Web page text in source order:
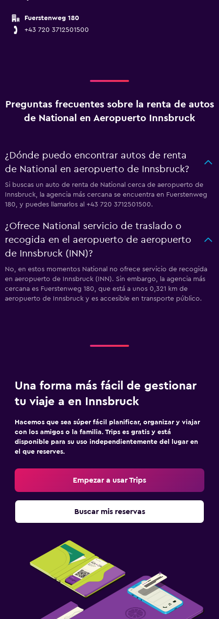
Fuerstenweg 180
+43 720 3712501500
Preguntas frecuentes sobre la renta de autos
de National en Aeropuerto Innsbruck
¿Dónde puedo encontrar autos de renta
de National en aeropuerto de Innsbruck?
Si buscas un auto de renta de National cerca de aeropuerto de
Innsbruck, la agencia más cercana se encuentra en Fuerstenweg
180, y puedes llamarlos al +43 720 3712501500.
¿Ofrece National servicio de traslado o
recogida en el aeropuerto de aeropuerto
de Innsbruck (INN)?
No, en estos momentos National no ofrece servicio de recogida
en aeropuerto de Innsbruck (INN). Sin embargo, la agencia más
cercana es Fuerstenweg 180, que está a unos 0,321 km de
aeropuerto de Innsbruck y es accesible en transporte público.
Una forma más fácil de gestionar
tu viaje a en Innsbruck
Hacemos que sea súper fácil planificar, organizar y viajar
con los amigos o la familia. Trips es gratis y está
disponible para su uso independientemente del lugar en
el que reserves.
Empezar a usar Trips
Buscar mis reservas